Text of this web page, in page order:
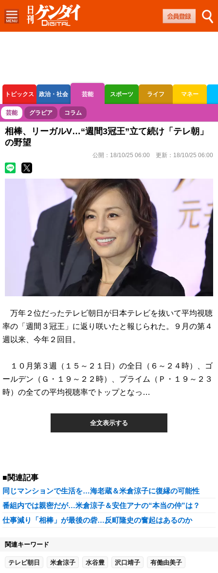
トピックス 政治・社会 芸能 スポーツ ライフ マネー
ボートレース 競輪 オートレース
芸能 グラビア コラム
相棒、リーガルV…“週間3冠王”立て続け「テレ朝」
の野望
公開： 18/10/25 06:00 更新： 18/10/25 06:00
万年２位だったテレビ朝日が日本テレビを抜いて平均視聴
率の「週間３冠王」に返り咲いたと報じられた。９月の第４
週以来、今年２回目。
１０月第３週（１５～２１日）の全日（６～２４時）、ゴ
ールデン（Ｇ・１９～２２時）、プライム（Ｐ・１９～２３
時）の全ての平均視聴率でトップとなっ…
全文表示する
■関連記事
同じマンションで生活を…海老蔵＆米倉涼子に復縁の可能性
番組内では親密だが…米倉涼子＆安住アナの“本当の仲”は？
仕事減り「相棒」が最後の砦…反町隆史の奮起はあるのか
関連キーワード
テレビ朝日 米倉涼子 水谷豊 沢口靖子 有働由美子